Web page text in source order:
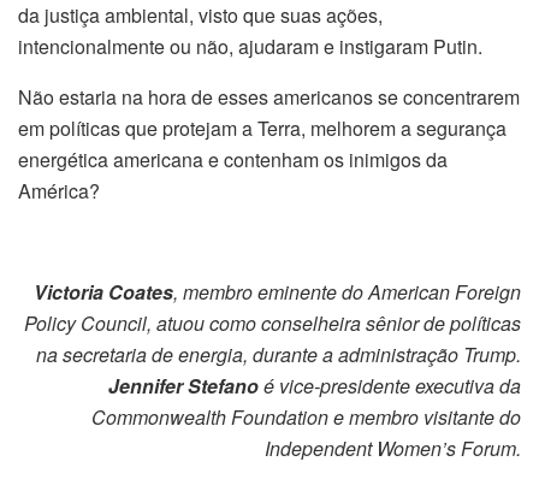
da justiça ambiental, visto que suas ações,
intencionalmente ou não, ajudaram e instigaram Putin.
Não estaria na hora de esses americanos se concentrarem
em políticas que protejam a Terra, melhorem a segurança
energética americana e contenham os inimigos da
América?
Victoria Coates, membro eminente do American Foreign
Policy Council, atuou como conselheira sênior de políticas
na secretaria de energia, durante a administração Trump.
Jennifer Stefanoé vice-presidente executiva da
Commonwealth Foundation e membro visitante do
Independent Women’s Forum.